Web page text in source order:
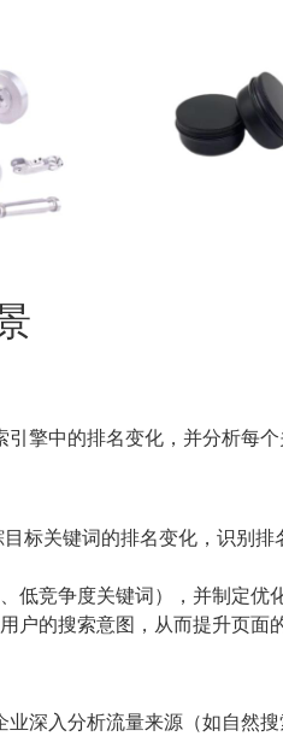
擎中的排名变化，并分析每
标关键词的排名变化，识别
竞争度关键词），并制定优
的搜索意图，从而提升页面
深入分析流量来源（如自然